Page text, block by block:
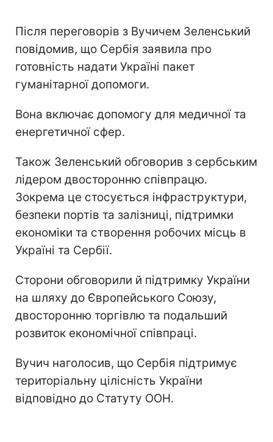
Після переговорів з Вучичем Зеленський
повідомив, що Сербія заявила про
готовність надати Україні пакет
гуманітарної допомоги.
Вона включає допомогу для медичної та
енергетичної сфер.
Також Зеленський обговорив з сербським
лідером двосторонню співпрацю.
Зокрема це стосується інфраструктури,
безпеки портів та залізниці, підтримки
економіки та створення робочих місць в
Україні та Сербії.
Сторони обговорили й підтримку України
на шляху до Європейського Союзу,
двосторонню торгівлю та подальший
розвиток економічної співпраці.
Вучич наголосив, що Сербія підтримує
територіальну цілісність України
відповідно до Статуту ООН.